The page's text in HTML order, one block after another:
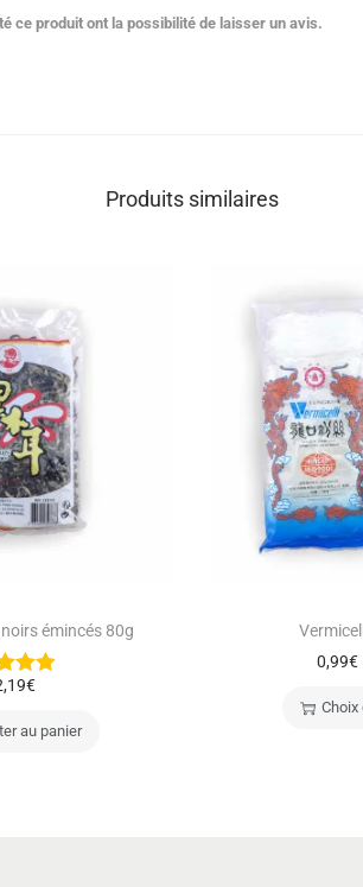
ce produit ont la possibilité de laisser un avis.
Produits similaires
émincés 80g
€
au panier
0,99€
Choix